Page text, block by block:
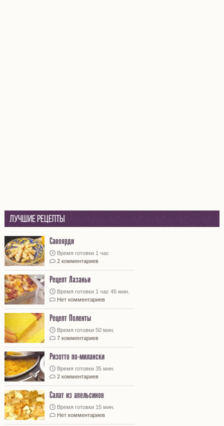
Лучшие рецепты
Савоярди
Время готовки 1 час
2 комментариев
Рецепт Лазаньи
Время готовки 1 час 45 мин.
Нет комментариев
Рецепт Поленты
Время готовки 50 мин.
7 комментариев
Ризотто по-милански
Время готовки 35 мин.
2 комментариев
Салат из апельсинов
Время готовки 15 мин.
Нет комментариев